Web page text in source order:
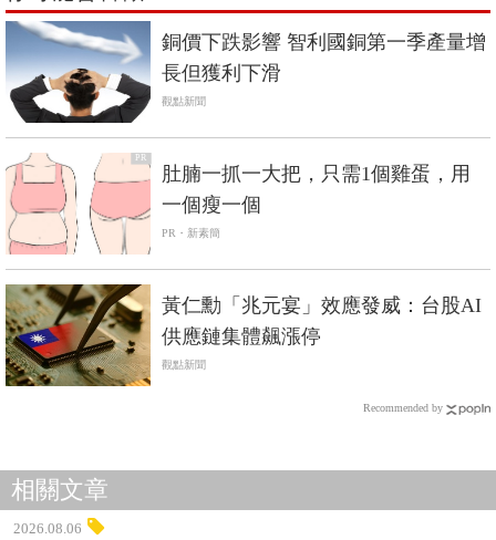
銅價下跌影響 智利國銅第一季產量增
長但獲利下滑
觀點新聞
PR
肚腩一抓一大把，只需1個雞蛋，用
一個瘦一個
PR・新素簡
黃仁勳「兆元宴」效應發威：台股AI
供應鏈集體飆漲停
觀點新聞
Recommended by
相關文章
2026.08.06